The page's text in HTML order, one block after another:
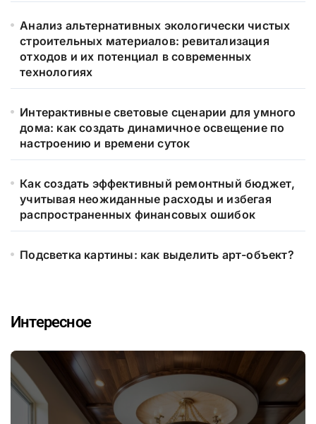
Анализ альтернативных экологически чистых
строительных материалов: ревитализация
отходов и их потенциал в современных
технологиях
Интерактивные световые сценарии для умного
дома: как создать динамичное освещение по
настроению и времени суток
Как создать эффективный ремонтный бюджет,
учитывая неожиданные расходы и избегая
распространенных финансовых ошибок
Подсветка картины: как выделить арт-объект?
Интересное